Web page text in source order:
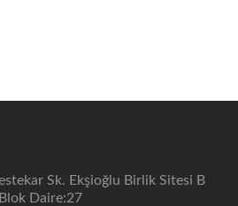
Sk. Ekşioğlu Birlik Sitesi B
Blok Daire:27